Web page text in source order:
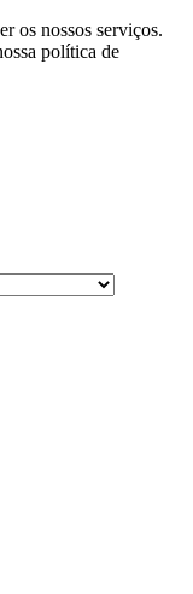
os nossos serviços.
política de